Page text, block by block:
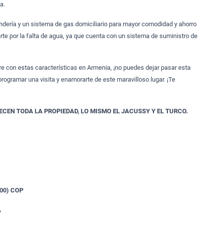
y un sistema de gas domiciliario para mayor comodidad y ahorro
por la falta de agua, ya que cuenta con un sistema de suministro de
con estas características en Armenia, ¡no puedes dejar pasar esta
una visita y enamorarte de este maravilloso lugar. ¡Te
TODA LA PROPIEDAD, LO MISMO EL JACUSSY Y EL TURCO.
COP